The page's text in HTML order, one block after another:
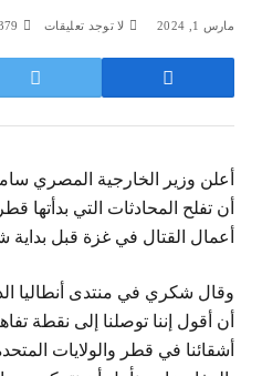
مارس 1, 2024 لا توجد تعليقات
أعلن وزير الخارجية المصري
أن تفلح المحادثات التي بدأتها
أعمال القتال في غزة قبل
وقال شكري في منتدى أنطاليا
أن أقول إننا توصلنا إلى نقطة
أشقائنا في قطر والولايات